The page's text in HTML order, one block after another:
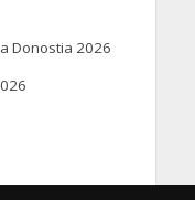
Donostia 2026